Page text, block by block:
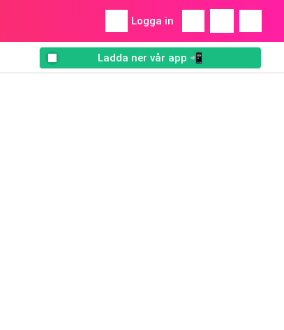
Logga in
Ladda ner vår app 📲